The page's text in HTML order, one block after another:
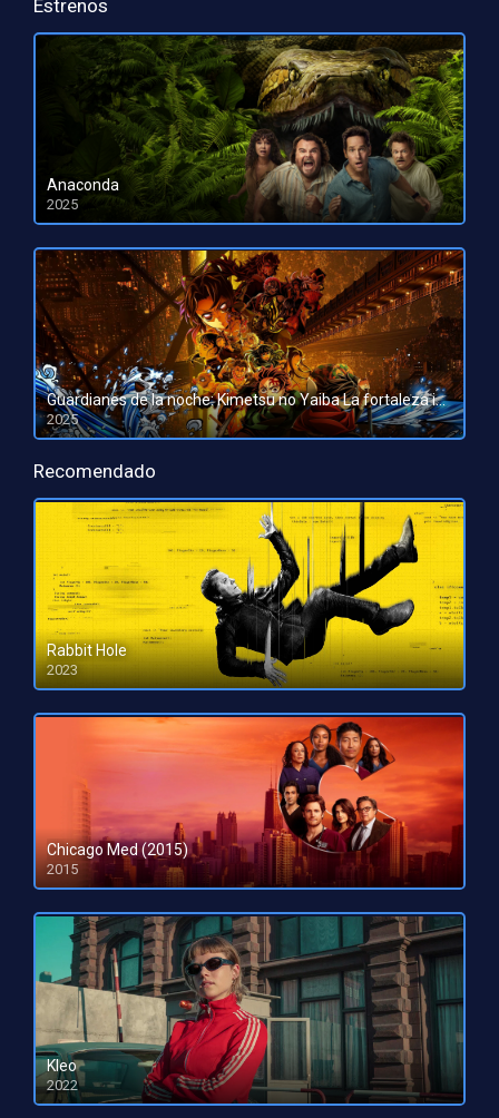
Estrenos
Anaconda
2025
HD 1080pHD 720p
Guardianes de la noche: Kimetsu no Yaiba La fortaleza infinita
2025
HD 1080pHD 720p
Recomendado
Rabbit Hole
2023
HD 1080pHD 720p
Chicago Med (2015)
2015
Kleo
2022
HD 1080pHD 720p